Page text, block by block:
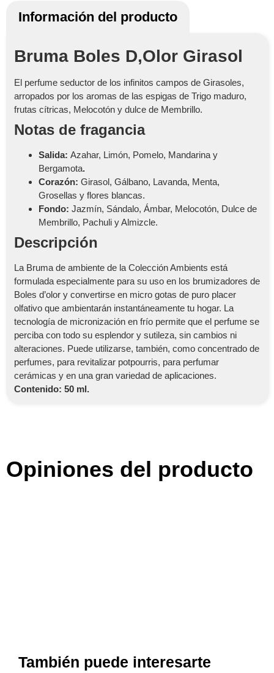
Información del producto
Bruma Boles D,Olor Girasol
El perfume seductor de los infinitos campos de Girasoles,
arropados por los aromas de las espigas de Trigo maduro,
frutas cítricas, Melocotón y dulce de Membrillo.
Notas de fragancia
Salida: Azahar, Limón, Pomelo, Mandarina y
Bergamota.
Corazón: Girasol, Gálbano, Lavanda, Menta,
Grosellas y flores blancas.
Fondo: Jazmín, Sándalo, Ámbar, Melocotón, Dulce de
Membrillo, Pachuli y Almizcle.
Descripción
La Bruma de ambiente de la Colección Ambients está
formulada especialmente para su uso en los brumizadores de
Boles d’olor y convertirse en micro gotas de puro placer
olfativo que ambientarán instantáneamente tu hogar. La
tecnología de micronización en frío permite que el perfume se
perciba con todo su esplendor y sutileza, sin cambios ni
alteraciones. Puede utilizarse, también, como concentrado de
perfumes, para revitalizar potpourris, para perfumar
cerámicas y en una gran variedad de aplicaciones.
Contenido: 50 ml.
Opiniones del producto
También puede interesarte